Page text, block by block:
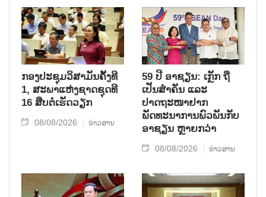
ກອງປະຊຸມວິສາມັນຄັ້ງທີ
1, ສະພາແຫ່ງຊາດຊຸດທີ
16 ສືບຕໍ່ເຮັດວຽກ
08/08/2026 ຂ່າວສານ
59 ປີ ອາຊຽນ: ເກຼັກ ຖື
ເປັນສຳຄັນ ແລະ
ປາດຖະໜາຢາກ
ພັດທະນາການພົວພັນກັບ
ອາຊຽນ ຫຼາຍກວ່າ
08/08/2026 ຂ່າວສານ